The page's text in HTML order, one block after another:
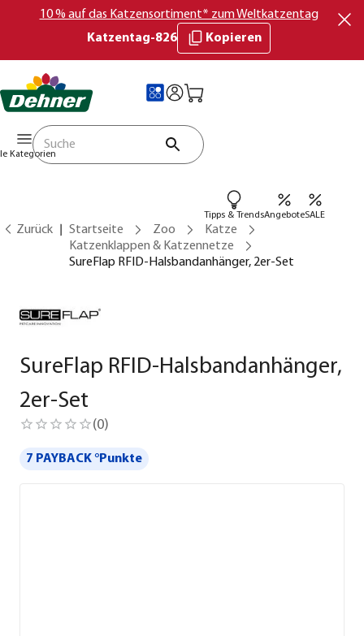
10 % auf das Katzensortiment* zum Weltkatzentag
Katzentag-826
Kopieren
Kategorien
Tipps & TrendsAngeboteSALE
Zurück Startseite Zoo
Katze
Katzenklappen & Katzennetze
SureFlap RFID-Halsbandanhänger, 2er-Set
SureFlap RFID-Halsbandanhänger,
2er-Set
(0)
7 PAYBACK °Punkte